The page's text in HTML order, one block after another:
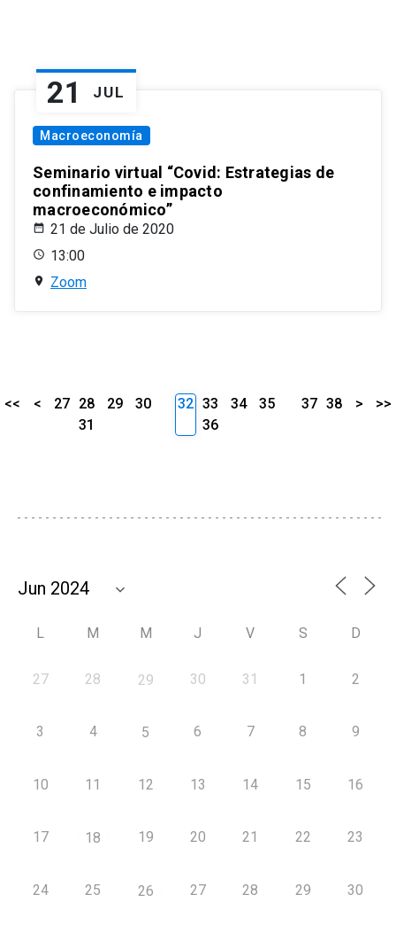
21 JUL
Macroeconomía
Seminario virtual “Covid: Estrategias de
confinamiento e impacto
macroeconómico”
21 de Julio de 2020
13:00
Zoom
<< < 27 28 29
30
31
32 33 34
35
36
37 38 > >>
L M M J V S D
27 28 29 30 31 1 2
3 4 5 6 7 8 9
10 11 12 13 14 15 16
17 18 19 20 21 22 23
24 25 26 27 28 29 30